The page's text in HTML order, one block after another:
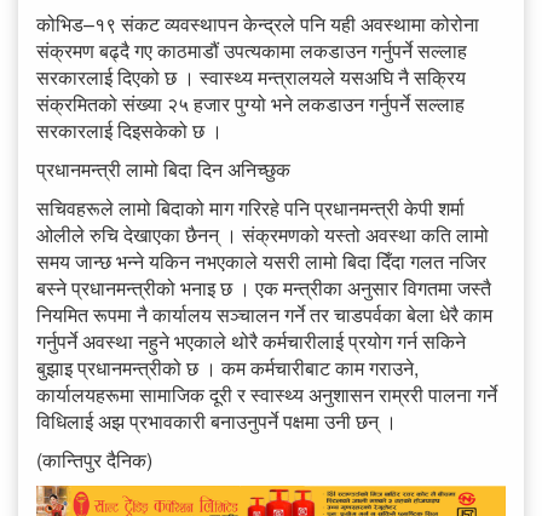
कोभिड–१९ संकट व्यवस्थापन केन्द्रले पनि यही अवस्थामा कोरोना
संक्रमण बढ्दै गए काठमाडौं उपत्यकामा लकडाउन गर्नुपर्ने सल्लाह
सरकारलाई दिएको छ । स्वास्थ्य मन्त्रालयले यसअघि नै सक्रिय
संक्रमितको संख्या २५ हजार पुग्यो भने लकडाउन गर्नुपर्ने सल्लाह
सरकारलाई दिइसकेको छ ।
प्रधानमन्त्री लामो बिदा दिन अनिच्छुक
सचिवहरूले लामो बिदाको माग गरिरहे पनि प्रधानमन्त्री केपी शर्मा
ओलीले रुचि देखाएका छैनन् । संक्रमणको यस्तो अवस्था कति लामो
समय जान्छ भन्ने यकिन नभएकाले यसरी लामो बिदा दिँदा गलत नजिर
बस्ने प्रधानमन्त्रीको भनाइ छ । एक मन्त्रीका अनुसार विगतमा जस्तै
नियमित रूपमा नै कार्यालय सञ्चालन गर्ने तर चाडपर्वका बेला धेरै काम
गर्नुपर्ने अवस्था नहुने भएकाले थोरै कर्मचारीलाई प्रयोग गर्न सकिने
बुझाइ प्रधानमन्त्रीको छ । कम कर्मचारीबाट काम गराउने,
कार्यालयहरूमा सामाजिक दूरी र स्वास्थ्य अनुशासन राम्ररी पालना गर्ने
विधिलाई अझ प्रभावकारी बनाउनुपर्ने पक्षमा उनी छन् ।
(कान्तिपुर दैनिक)